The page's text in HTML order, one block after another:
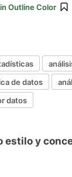
Outline Color
de datos
datos
estilo y